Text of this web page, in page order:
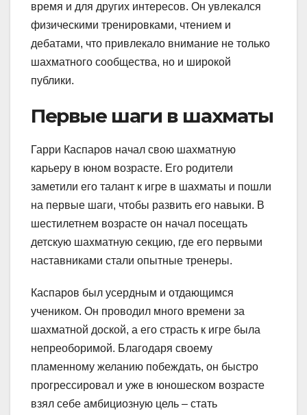
время и для других интересов. Он увлекался
физическими тренировками, чтением и
дебатами, что привлекало внимание не только
шахматного сообщества, но и широкой
публики.
Первые шаги в шахматы
Гарри Каспаров начал свою шахматную
карьеру в юном возрасте. Его родители
заметили его талант к игре в шахматы и пошли
на первые шаги, чтобы развить его навыки. В
шестилетнем возрасте он начал посещать
детскую шахматную секцию, где его первыми
наставниками стали опытные тренеры.
Каспаров был усердным и отдающимся
учеником. Он проводил много времени за
шахматной доской, а его страсть к игре была
непреоборимой. Благодаря своему
пламенному желанию побеждать, он быстро
прогрессировал и уже в юношеском возрасте
взял себе амбициозную цель – стать